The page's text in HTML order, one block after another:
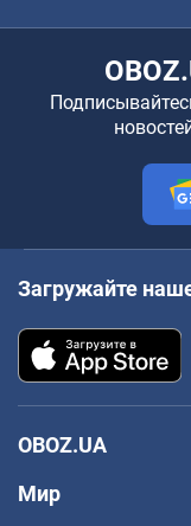
Загружайте
OBOZ.UA
Мир